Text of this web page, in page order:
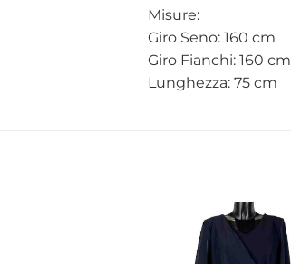
Misure:
Giro Seno: 160 cm
Giro Fianchi: 160 cm
Lunghezza: 75 cm